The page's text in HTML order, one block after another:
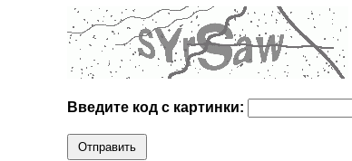
Введите код с картинки:
Отправить